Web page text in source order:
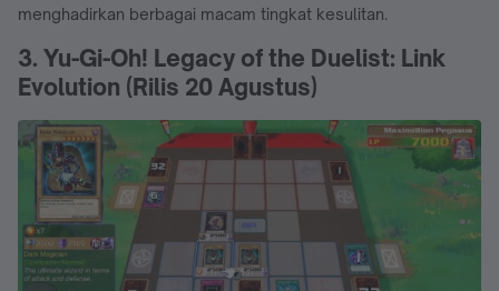
menghadirkan berbagai macam tingkat kesulitan.
3. Yu-Gi-Oh! Legacy of the Duelist: Link
Evolution (Rilis 20 Agustus)